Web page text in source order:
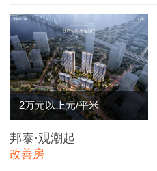
2万元以上元/平米
邦泰·观潮起
改善房